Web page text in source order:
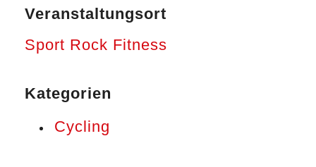
Veranstaltungsort
Sport Rock Fitness
Kategorien
Cycling